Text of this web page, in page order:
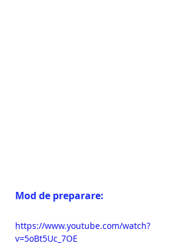
Mod de preparare:
https://www.youtube.com/watch?
v=5oBt5Uc_7OE